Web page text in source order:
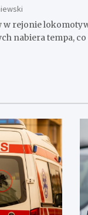
w rejonie
nabiera tempa,